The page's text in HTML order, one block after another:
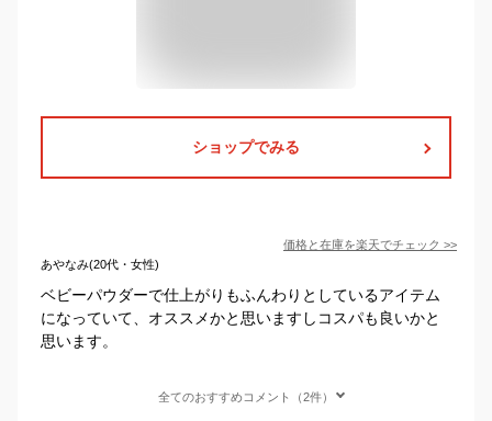
ショップでみる
価格と在庫を楽天でチェック >>
あやなみ(20代・女性)
ベビーパウダーで仕上がりもふんわりとしているアイテム
になっていて、オススメかと思いますしコスパも良いかと
思います。
全てのおすすめコメント（2件）